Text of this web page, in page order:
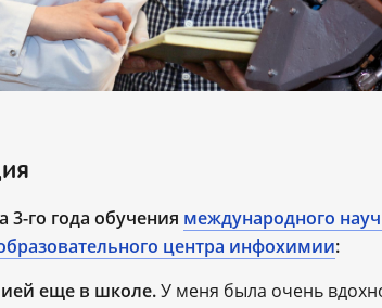
3-го года обучения международного
центра инфохимии:
еще в школе.У меня была очень